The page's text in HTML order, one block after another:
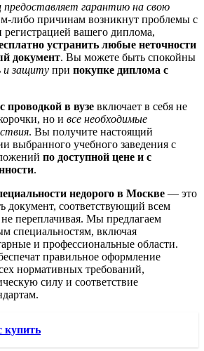
предоставляет гарантию на свою
либо причинам возникнут проблемы с
вашего диплома,
устранить любые неточности
документ. Вы можете быть спокойны
и защиту при покупке диплома с
проводкой в вузе включает в себя не
но и все необходимые
. Вы получите настоящий
выбранного учебного заведения с
по доступной цене и с
.
недорого в Москве — это
документ, соответствующий всем
переплачивая. Мы предлагаем
специальностям, включая
и профессиональные области.
правильное оформление
нормативных требований,
силу и соответствие
купить